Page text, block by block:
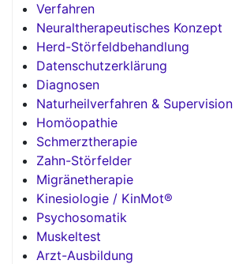
Verfahren
Neuraltherapeutisches Konzept
Herd-Störfeldbehandlung
Datenschutzerklärung
Diagnosen
Naturheilverfahren & Supervision
Homöopathie
Schmerztherapie
Zahn-Störfelder
Migränetherapie
Kinesiologie / KinMot®
Psychosomatik
Muskeltest
Arzt-Ausbildung